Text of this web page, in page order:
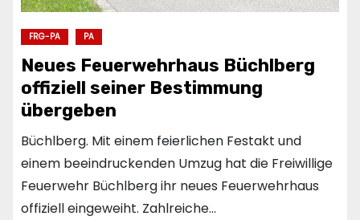
FRG-PA PA
Neues Feuerwehrhaus Büchlberg
offiziell seiner Bestimmung
übergeben
Büchlberg. Mit einem feierlichen Festakt und
einem beeindruckenden Umzug hat die Freiwillige
Feuerwehr Büchlberg ihr neues Feuerwehrhaus
offiziell eingeweiht. Zahlreiche…